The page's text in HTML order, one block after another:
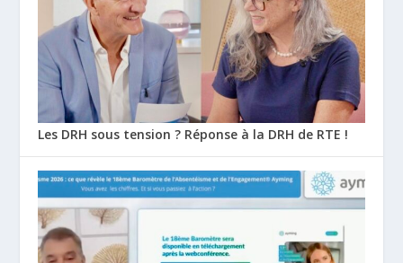
Les DRH sous tension ? Réponse à la DRH de RTE !